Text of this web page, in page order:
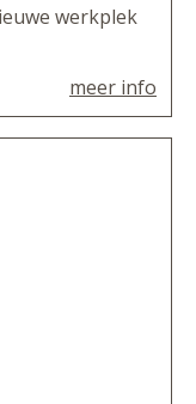
werkplek
meer info